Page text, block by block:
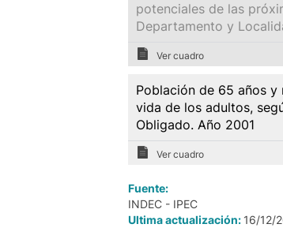
potenciales de las
Departamento y
Ver cuadro
Población de 65 años
vida de los adultos,
Obligado. Año 2001
Ver cuadro
Fuente:
INDEC - IPEC
Ultima actualización: 16/12/